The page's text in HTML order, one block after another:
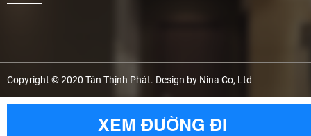
Copyright © 2020 Tân Thịnh Phát. Design by Nina Co, Ltd
XEM ĐƯỜNG ĐI